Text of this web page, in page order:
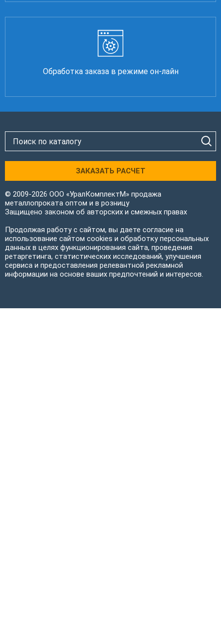
Обработка заказа в режиме он-лайн
ЗАКАЗАТЬ РАСЧЕТ
© 2009-2026 ООО «УралКомплектМ» продажа
металлопроката оптом и в розницу
Защищено законом об авторских и смежных правах
Продолжая работу с сайтом, вы даете согласие на
использование сайтом cookies и обработку персональных
данных в целях функционирования сайта, проведения
ретаргетинга, статистических исследований, улучшения
сервиса и предоставления релевантной рекламной
информации на основе ваших предпочтений и интересов.